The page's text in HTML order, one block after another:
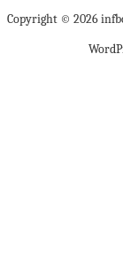
Copyright © 2026